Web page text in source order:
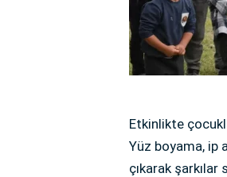
Etkinlikte
Yüz boyama, ip
çıkarak şarkılar